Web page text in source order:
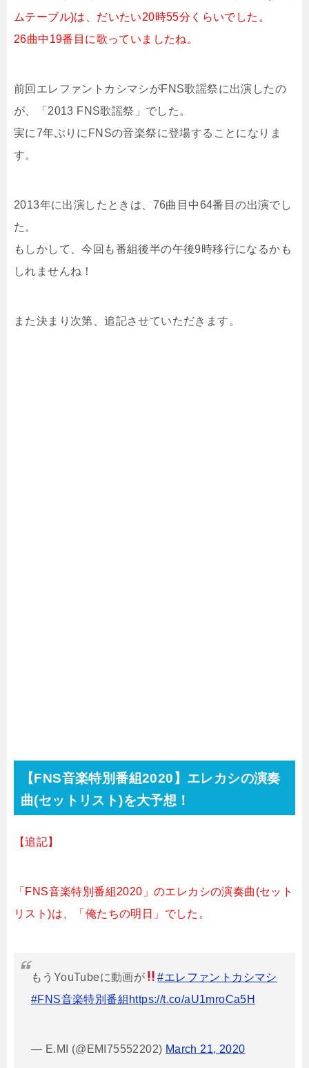
ムテーブル)は、だいたい20時55分くらいでした。
26曲中19番目に歌っていましたね。
前回エレファントカシマシがFNS歌謡祭に出演したの
が、「2013 FNS歌謡祭」でした。
実に7年ぶりにFNSの音楽祭に登場することになりま
す。
2013年に出演したときは、76曲目中64番目の出演でし
た。
もしかして、今回も番組後半の午後9時移行になるかも
しれませんね！
また決まり次第、追記させていただきます。
【FNS音楽特別番組2020 】エレカシの演奏
曲(セットリスト)を大予想！
【追記】
「FNS音楽特別番組2020」のエレカシの演奏曲(セット
リスト)は、「俺たちの明日」でした。
もうYouTubeに動画が
#エレファントカシマシ
#FNS音楽特別番組 https://t.co/aU1mroCa5H
— E.MI (@EMI75552202) March 21, 2020